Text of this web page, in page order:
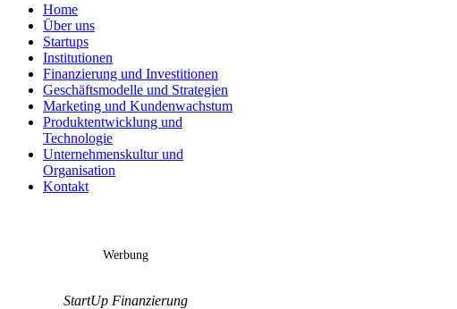
Home
Über uns
Startups
Institutionen
Finanzierung und Investitionen
Geschäftsmodelle und Strategien
Marketing und Kundenwachstum
Produktentwicklung und
Technologie
Unternehmenskultur und
Organisation
Kontakt
Werbung
StartUp Finanzierung